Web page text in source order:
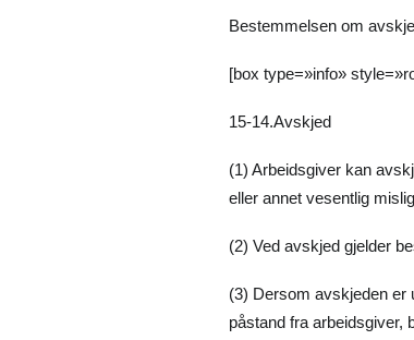
Bestemmelsen om
[box type=»info»
15-14.Avskjed
(1) Arbeidsgiver kan
eller annet vesentlig
(2) Ved avskjed gjelder
(3) Dersom avskjeden er
påstand fra arbeidsgiver,